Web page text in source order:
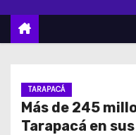
TARAPACÁ
Más de 245
Tarapacá en